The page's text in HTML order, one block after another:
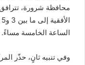
محافظة شرورة،
الساعة الخامسة مساءً.
وفي تنبيه ثانٍ، حذّر